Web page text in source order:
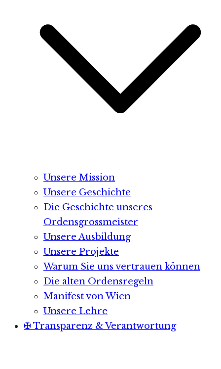
Unsere Mission
Unsere Geschichte
Die Geschichte unseres
Ordensgrossmeister
Unsere Ausbildung
Unsere Projekte
Warum Sie uns vertrauen können
Die alten Ordensregeln
Manifest von Wien
Unsere Lehre
✠ Transparenz & Verantwortung